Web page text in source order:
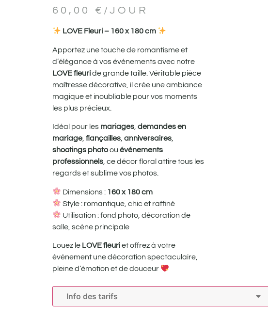
60,00 € /JOUR
LOVE Fleuri – 160 x 180 cm
Apportez une touche de romantisme et
d’élégance à vos événements avec notre
LOVE fleuride grande taille. Véritable pièce
maîtresse décorative, il crée une ambiance
magique et inoubliable pour vos moments
les plus précieux.
Idéal pour les mariages, demandes en
mariage, fiançailles, anniversaires,
shootings photoou événements
professionnels, ce décor floral attire tous les
regards et sublime vos photos.
Dimensions : 160 x 180 cm
Style : romantique, chic et raffiné
Utilisation : fond photo, décoration de
salle, scène principale
Louez le LOVE fleuriet offrez à votre
événement une décoration spectaculaire,
pleine d’émotion et de douceur
Info des tarifs